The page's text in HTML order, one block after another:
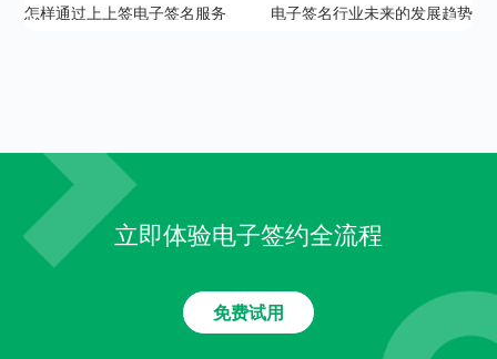
怎样通过上上签电子签名服务
电子签名行业未来的发展趋势
立即体验电子签约全流程
免费试用